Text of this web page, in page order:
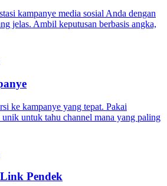
kampanye media sosial Anda dengan
jelas. Ambil keputusan berbasis angka,
ke kampanye yang tepat. Pakai
untuk tahu channel mana yang paling
Pendek